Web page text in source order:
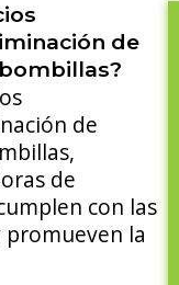
de
de
de
con las
la